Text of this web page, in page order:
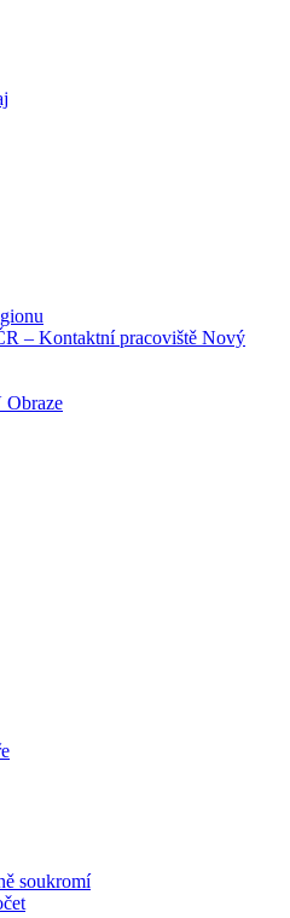
– Kontaktní pracoviště Nový
soukromí